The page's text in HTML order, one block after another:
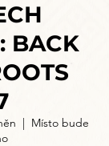
BACK
  |
Místo bude